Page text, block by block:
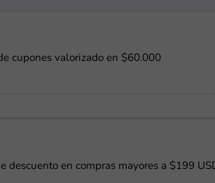
cupones valorizado en $60.000
descuento en compras mayores a $199